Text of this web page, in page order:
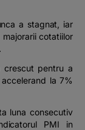
a stagnat, iar
cotatiilor
crescut pentru a
la 7%
luna consecutiv
PMI in